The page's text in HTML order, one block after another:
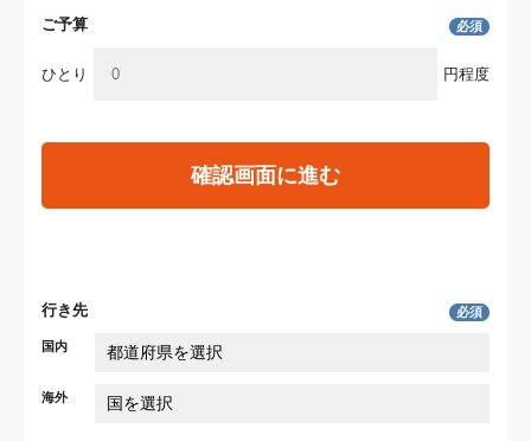
ご予算 必須
ひとり 円程度
確認画面に進む
行き先 必須
国内
海外